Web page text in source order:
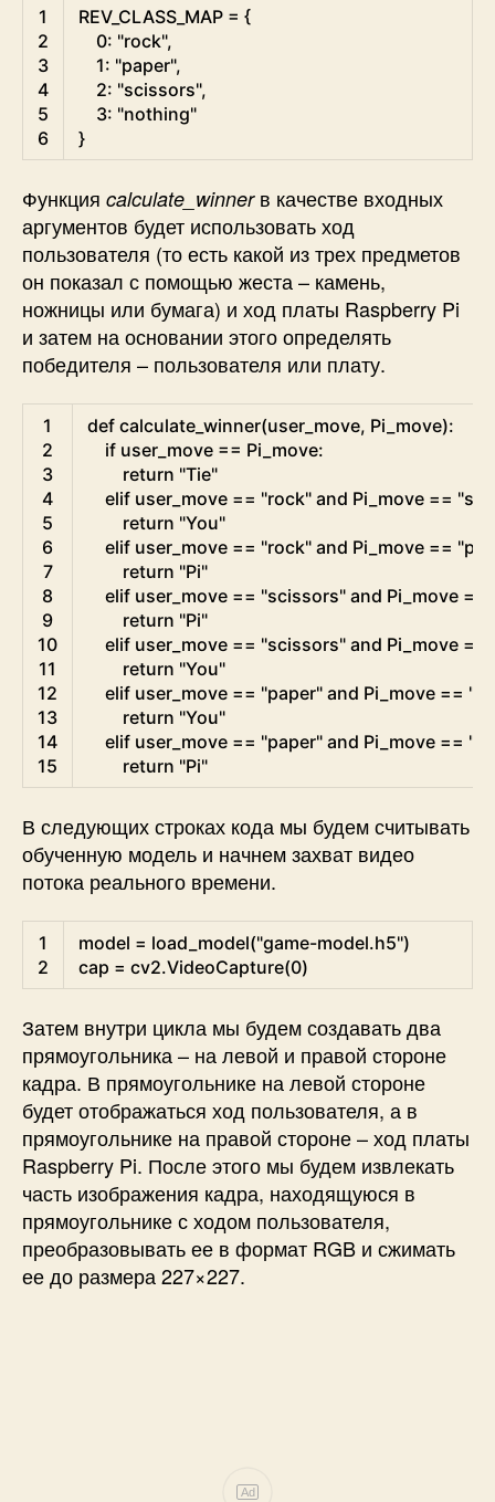
1
2
3
4
5
6
REV_CLASS_MAP = {
0: "rock",
1: "paper",
2: "scissors",
3: "nothing"
}
Функция calculate_winnerв качестве входных
аргументов будет использовать ход
пользователя (то есть какой из трех предметов
он показал с помощью жеста – камень,
ножницы или бумага) и ход платы Raspberry Pi
и затем на основании этого определять
победителя – пользователя или плату.
Python
1
2
3
4
5
6
7
8
9
10
11
12
13
14
15
def calculate_winner(user_move, Pi_move):
if user_move == Pi_move:
return "Tie"
elif user_move == "rock" and Pi_move ==
return "You"
elif user_move == "rock" and Pi_move ==
return "Pi"
elif user_move == "scissors" and Pi_move ==
return "Pi"
elif user_move == "scissors" and Pi_move ==
return "You"
elif user_move == "paper" and Pi_move ==
return "You"
elif user_move == "paper" and Pi_move ==
return "Pi"
В следующих строках кода мы будем считывать
обученную модель и начнем захват видео
потока реального времени.
Python
1
2
model = load_model("game-model.h5")
cap = cv2.VideoCapture(0)
Затем внутри цикла мы будем создавать два
прямоугольника – на левой и правой стороне
кадра. В прямоугольнике на левой стороне
будет отображаться ход пользователя, а в
прямоугольнике на правой стороне – ход платы
Raspberry Pi. После этого мы будем извлекать
часть изображения кадра, находящуюся в
прямоугольнике с ходом пользователя,
преобразовывать ее в формат RGB и сжимать
ее до размера 227×227.
Ad